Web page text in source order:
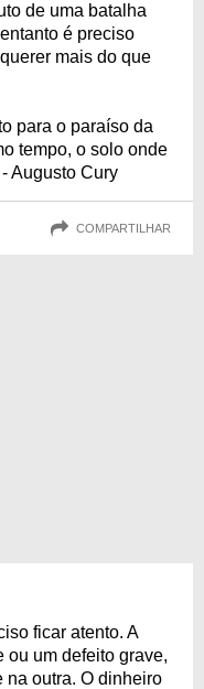
de uma batalha
é preciso
mais do que
para o paraíso da
tempo, o solo onde
Augusto Cury
COMPARTILHAR
ficar atento. A
ou um defeito grave,
na outra. O dinheiro